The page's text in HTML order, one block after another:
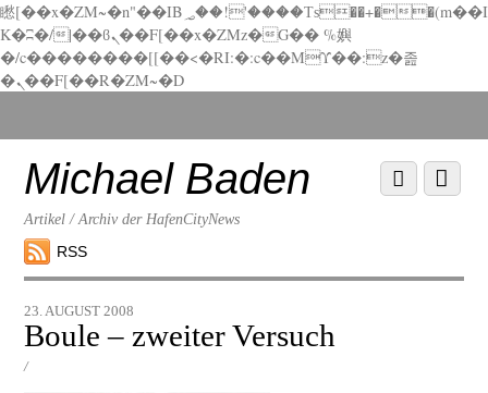
矁[��x�ZM~�n"��IB؃��!'����Тѕ��+��(m��I
K�ʭ�/|��ϐܢ��F[��x�ZMz�G�� %嬩
�/c��������[[��<�RI:�:c��MΎ��:z�졾
�ܢ��F[��R�ZM~�D
down
contentMichael Baden
Artikel / Archiv der HafenCityNews
RSS
Menu
Scroll
down
23. AUGUST 2008
Boule – zweiter Versuch
/